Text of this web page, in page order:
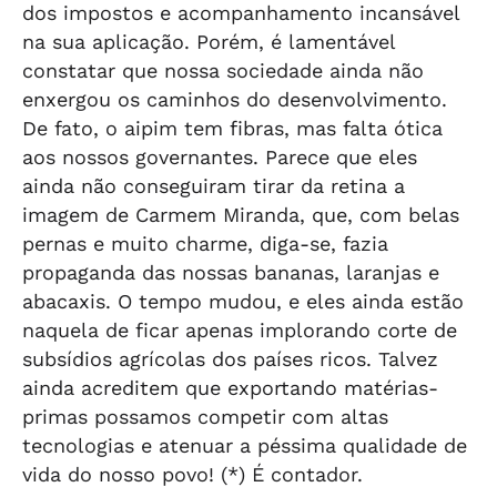
dos impostos e acompanhamento incansável
na sua aplicação. Porém, é lamentável
constatar que nossa sociedade ainda não
enxergou os caminhos do desenvolvimento.
De fato, o aipim tem fibras, mas falta ótica
aos nossos governantes. Parece que eles
ainda não conseguiram tirar da retina a
imagem de Carmem Miranda, que, com belas
pernas e muito charme, diga-se, fazia
propaganda das nossas bananas, laranjas e
abacaxis. O tempo mudou, e eles ainda estão
naquela de ficar apenas implorando corte de
subsídios agrícolas dos países ricos. Talvez
ainda acreditem que exportando matérias-
primas possamos competir com altas
tecnologias e atenuar a péssima qualidade de
vida do nosso povo! (*) É contador.